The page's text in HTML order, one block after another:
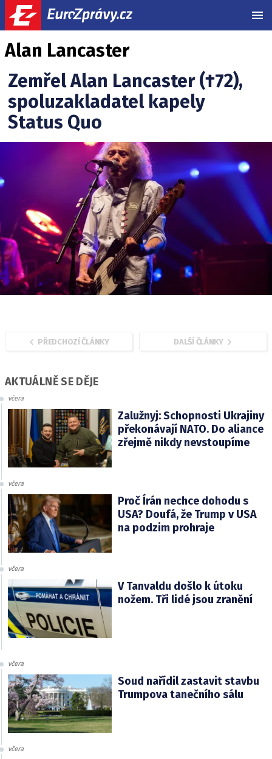
Alan Lancaster
Zemřel Alan Lancaster (†72),
spoluzakladatel kapely
Status Quo
PŘEDCHOZÍ ČLÁNKY DALŠÍ ČLÁNKY
AKTUÁLNĚ SE DĚJE
včera
Zalužnyj: Schopnosti Ukrajiny
překonávají NATO. Do aliance
zřejmě nikdy nevstoupíme
včera
Proč Írán nechce dohodu s
USA? Doufá, že Trump v USA
na podzim prohraje
včera
V Tanvaldu došlo k útoku
nožem. Tři lidé jsou zranění
včera
Soud nařídil zastavit stavbu
Trumpova tanečního sálu
včera